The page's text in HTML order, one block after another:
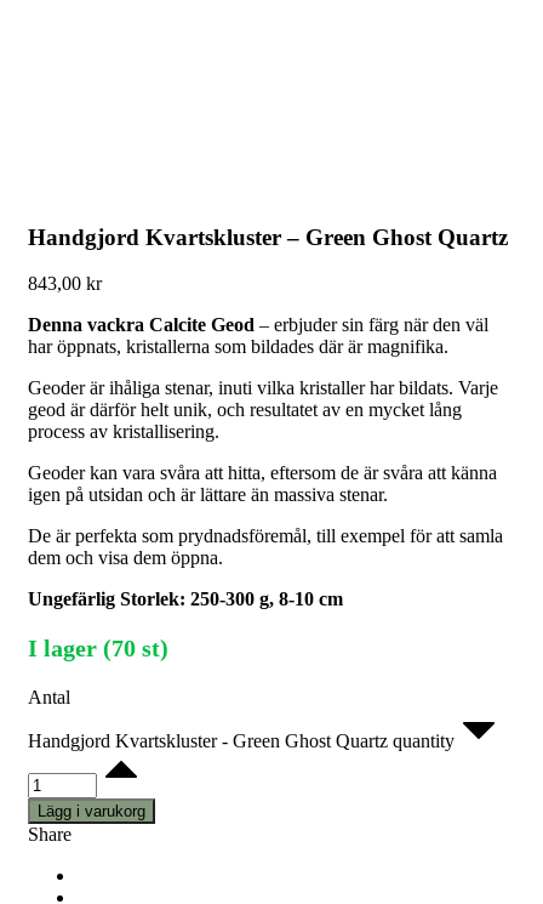
Handgjord Kvartskluster – Green Ghost Quartz
843,00 kr
Denna vackra Calcite Geod – erbjuder sin färg när den väl
har öppnats, kristallerna som bildades där är magnifika.
Geoder är ihåliga stenar, inuti vilka kristaller har bildats. Varje
geod är därför helt unik, och resultatet av en mycket lång
process av kristallisering.
Geoder kan vara svåra att hitta, eftersom de är svåra att känna
igen på utsidan och är lättare än massiva stenar.
De är perfekta som prydnadsföremål, till exempel för att samla
dem och visa dem öppna.
Ungefärlig Storlek: 250-300 g, 8-10 cm
I lager (70 st)
Antal
Handgjord Kvartskluster - Green Ghost Quartz quantity
Lägg i varukorg
Share